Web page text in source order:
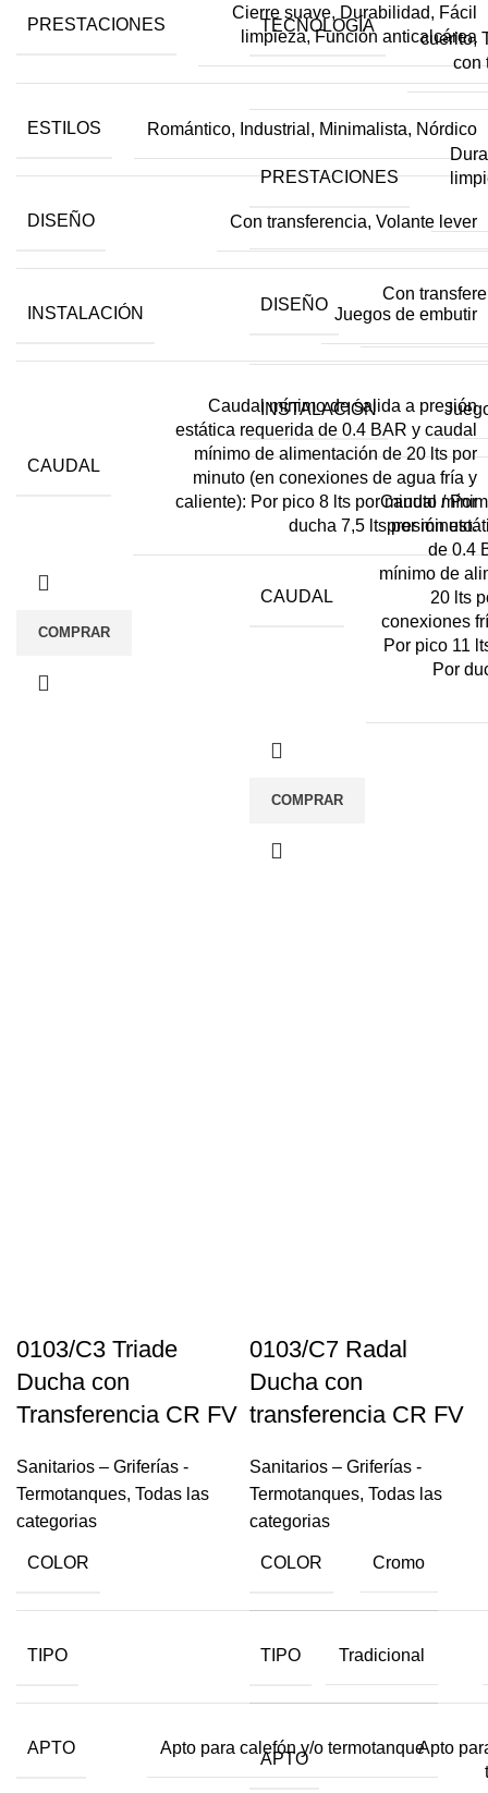
PRESTACIONES
Cierre suave, Durabilidad, Fácil
limpieza, Función anticalcárea
ESTILOS Romántico, Industrial, Minimalista, Nórdico
DISEÑO Con transferencia, Volante lever
INSTALACIÓN Juegos de embutir
CAUDAL
Caudal mínimo de salida a presión
estática requerida de 0.4 BAR y caudal
mínimo de alimentación de 20 lts por
minuto (en conexiones de agua fría y
caliente): Por pico 8 lts por minuto / Por
ducha 7,5 lts por minuto.
COMPRAR
TECNOLOGÍA
cuerito,
con
PRESTACIONES
DISEÑO
Con
INSTALACIÓN
CAUDAL
Caudal
presión
de 0.4
mínimo de
20 lts
conexiones
Por pico 11
Por
COMPRAR
0103/C3 Triade
Ducha con
Transferencia CR FV
Sanitarios – Griferías -
Termotanques, Todas las
categorias
COLOR Cromo
TIPO Tradicional
APTO Apto para calefón y/o termotanque
0103/C7 Radal
Ducha con
transferencia CR FV
Sanitarios – Griferías -
Termotanques, Todas las
categorias
COLOR
TIPO
APTO
Apto